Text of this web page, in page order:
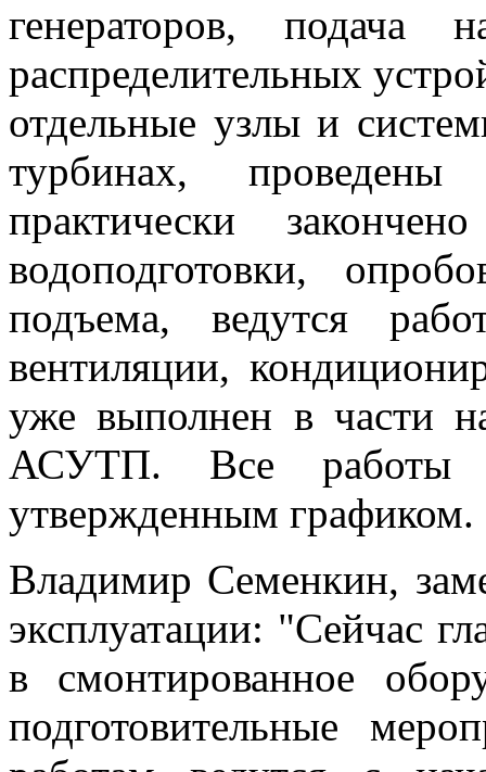
генераторов, подача
распределительных
отдельные узлы и
турбинах, проведены
практически
водоподготовки,
подъема, ведутся
вентиляции,
уже выполнен в части
АСУТП. Все работы
утвержденным графиком.
Владимир Семенкин,
эксплуатации: "Сейчас
в смонтированное
подготовительные